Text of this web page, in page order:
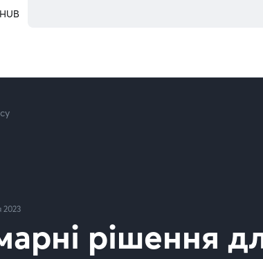
2023
рішення